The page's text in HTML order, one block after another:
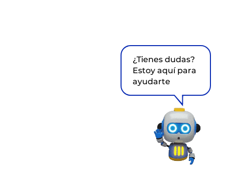
¿Tienes dudas?
Estoy aquí para
ayudarte